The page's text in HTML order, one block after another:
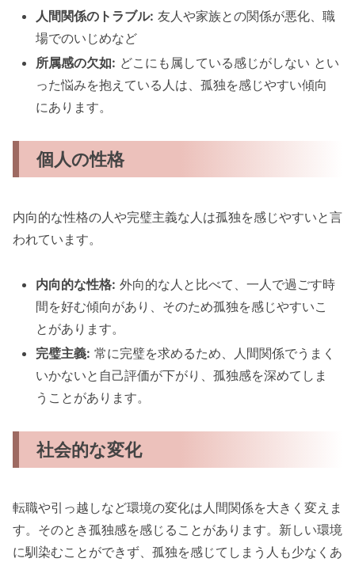
人間関係のトラブル: 友人や家族との関係が悪化、職
場でのいじめなど
所属感の欠如: どこにも属している感じがしない とい
った悩みを抱えている人は、孤独を感じやすい傾向
にあります。
個人の性格
内向的な性格の人や完璧主義な人は孤独を感じやすいと言
われています。
内向的な性格: 外向的な人と比べて、一人で過ごす時
間を好む傾向があり、そのため孤独を感じやすいこ
とがあります。
完璧主義: 常に完璧を求めるため、人間関係でうまく
いかないと自己評価が下がり、孤独感を深めてしま
うことがあります。
社会的な変化
転職や引っ越しなど環境の変化は人間関係を大きく変えま
す。そのとき孤独感を感じることがあります。新しい環境
に馴染むことができず、孤独を感じてしまう人も少なくあ